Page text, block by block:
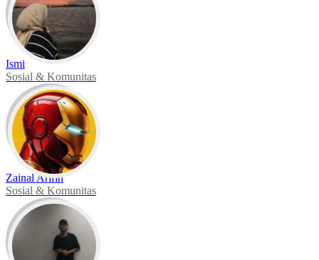
Ismi
Sosial & Komunitas
Zainal Arifin
Sosial & Komunitas